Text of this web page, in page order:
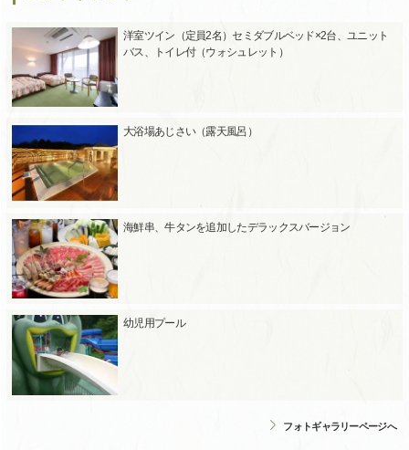
洋室ツイン（定員2名）セミダブルベッド×2台、ユニット
バス、トイレ付（ウォシュレット）
大浴場あじさい（露天風呂）
海鮮串、牛タンを追加したデラックスバージョン
幼児用プール
フォトギャラリーページへ